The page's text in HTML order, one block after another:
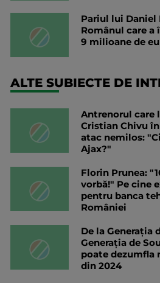
Pariul lui Daniel
Românul care
9 milioane de
ALTE SUBIECTE DE
Antrenorul care
Cristian Chivu
atac nemilos:
Ajax?"
Florin Prunea:
vorbă!" Pe cine
pentru banca
României
De la Generația
Generația de
poate dezumfla
din 2024